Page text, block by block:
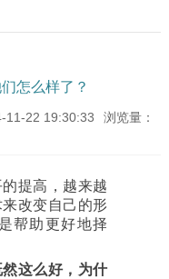
怎么样了？
11-22 19:30:33
浏览量：
提高，越来越
改变自己的形
帮助更好地择
这么好，为什